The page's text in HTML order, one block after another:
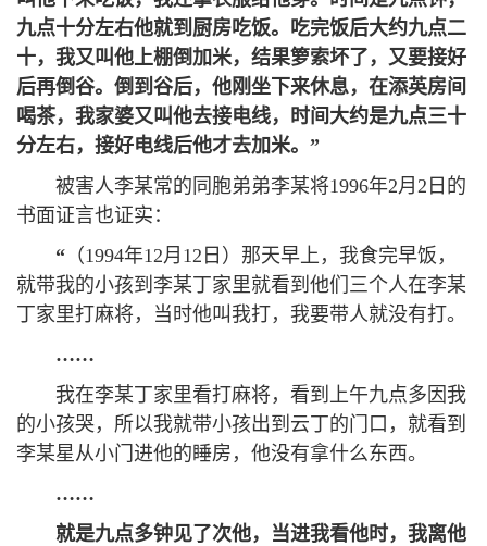
九点十分左右他就到厨房吃饭。吃完饭后大约九点二
十，我又叫他上棚倒加米，结果箩索坏了，又要接好
后再倒谷。倒到谷后，他刚坐下来休息，在添英房间
喝茶，我家婆又叫他去接电线，时间大约是九点三十
分左右，接好电线后他才去加米。 ”
被害人李某常的同胞弟弟李某将1996年2月2日的
书面证言也证实：
“ （1994年12月12日）那天早上，我食完早饭，
就带我的小孩到李某丁家里就看到他们三个人在李某
丁家里打麻将，当时他叫我打，我要带人就没有打。
……
我在李某丁家里看打麻将，看到上午九点多因我
的小孩哭，所以我就带小孩出到云丁的门口，就看到
李某星从小门进他的睡房，他没有拿什么东西。
……
就是九点多钟见了次他，当进我看他时，我离他